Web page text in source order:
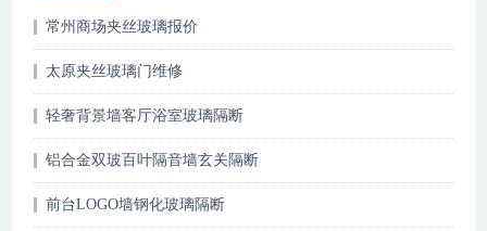
常州商场夹丝玻璃报价
太原夹丝玻璃门维修
轻奢背景墙客厅浴室玻璃隔断
铝合金双玻百叶隔音墙玄关隔断
前台LOGO墙钢化玻璃隔断